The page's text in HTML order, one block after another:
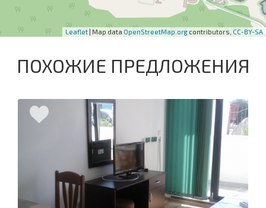
Leaflet | Map data OpenStreetMap.org contributors, CC-BY-SA
ПОХОЖИЕ ПРЕДЛОЖЕНИЯ